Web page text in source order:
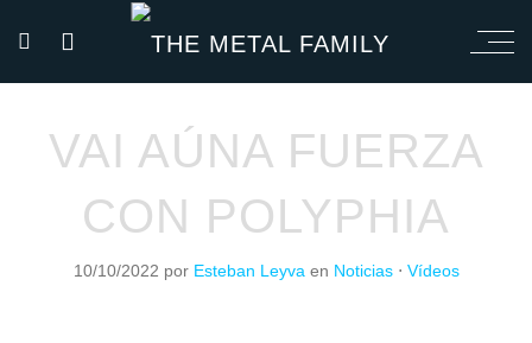
VAI AÚNA FUERZA
CON POLYPHIA
10/10/2022 por Esteban Leyva en Noticias⋅ Vídeos